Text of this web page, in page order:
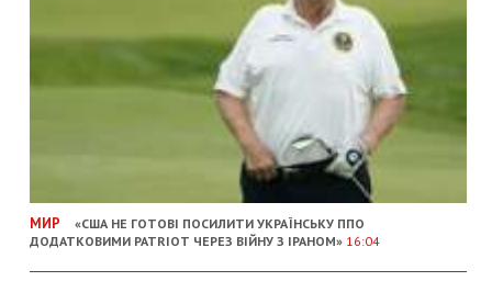
МИР
«США НЕ ГОТОВІ ПОСИЛИТИ УКРАЇНСЬКУ ППО
ДОДАТКОВИМИ PATRIOT ЧЕРЕЗ ВІЙНУ З ІРАНОМ» 16:04